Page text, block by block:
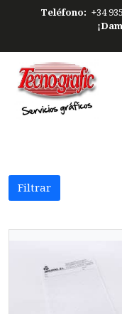
Teléfono: +34
Filtrar